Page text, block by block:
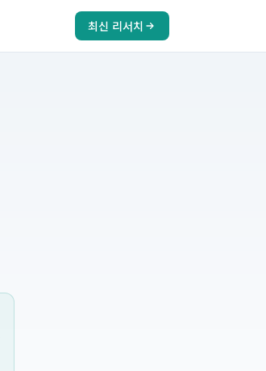
최신 리서치